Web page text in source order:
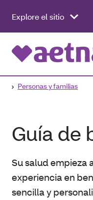
Explore el sitio
Personas y familias
Guía de
Su salud empieza
experiencia en
sencilla y